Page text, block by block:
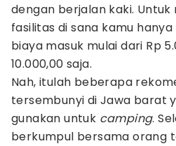
dengan berjalan kaki.
fasilitas di sana kamu
biaya masuk mulai dari Rp
10.000,00 saja.
Nah, itulah beberapa
tersembunyi di Jawa barat
gunakan untuk camping.
berkumpul bersama orang